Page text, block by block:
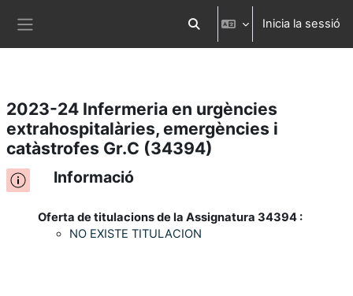
Ves al contingut principal Commuta l'entrada de la cerca
Inicia la sessió
2023-24 Infermeria en urgències
extrahospitalàries, emergències i
catàstrofes Gr.C (34394)
Informació
Oferta de titulacions de la Assignatura 34394 :
NO EXISTE TITULACION